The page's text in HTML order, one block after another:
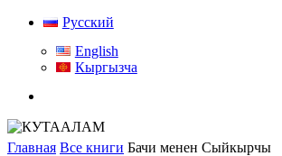
Русский
English
Кыргызча
Главная Все книги Бачи менен Сыйкырчы